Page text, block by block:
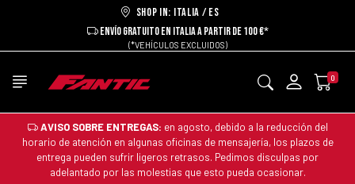
Shop in: ITALIA / ES
ENVÍO GRATUITO EN ITALIA A PARTIR DE 100 €*
(*VEHÍCULOS EXCLUIDOS)
0
AVISO SOBRE ENTREGAS: en agosto, debido a la reducción del
horario de atención en algunas oficinas de mensajería, los plazos de
entrega pueden sufrir ligeros retrasos. Pedimos disculpas por
adelantado por las molestias que esto pueda ocasionar.